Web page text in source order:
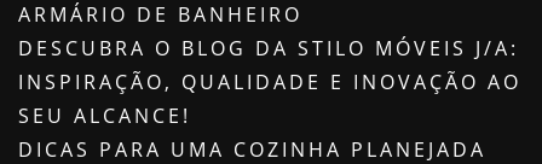
ARMÁRIO DE BANHEIRO
DESCUBRA O BLOG DA STILO MÓVEIS J/A:
INSPIRAÇÃO, QUALIDADE E INOVAÇÃO AO
SEU ALCANCE!
DICAS PARA UMA COZINHA PLANEJADA